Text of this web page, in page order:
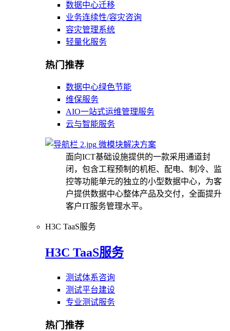
数据中心迁移
业务连续性/容灾咨询
容灾管理系统
轻量化服务
热门推荐
数据中心绿色节能
维保服务
AIO一站式运维管理服务
云与智能服务
微模块解决方案
面向ICT基础设施提供的一款采用通道封
闭，包含工程预制的机柜、配电、制冷、监
控等功能单元的独立的小型数据中心，为客
户提供数据中心整体产品及交付，全面提升
客户IT服务管理水平。
H3C TaaS服务
H3C TaaS服务
测试体系咨询
测试平台建设
专业测试服务
热门推荐